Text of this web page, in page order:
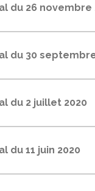
du 26 novembre
du 30
du 2 juillet 2020
du 11 juin 2020